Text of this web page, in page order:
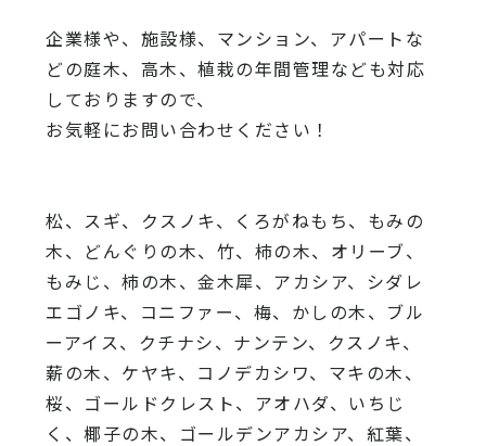
企業様や、施設様、マンション、アパートな
どの庭木、高木、植栽の年間管理なども対応
しておりますので、
お気軽にお問い合わせください！
松、スギ、クスノキ、くろがねもち、もみの
木、どんぐりの木、 竹、柿の木、オリーブ、
もみじ、柿の木、金木犀、アカシア、 シダレ
エゴノキ、コニファー、梅、かしの木、ブル
ーアイス、 クチナシ、ナンテン、クスノキ、
薪の木、ケヤキ、コノデカシワ、マキの木、
桜、 ゴールドクレスト、アオハダ、いちじ
く、椰子の木、 ゴールデンアカシア、紅葉、